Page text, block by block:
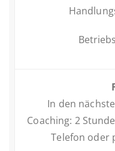
In den
Coaching: 2
Telefon oder